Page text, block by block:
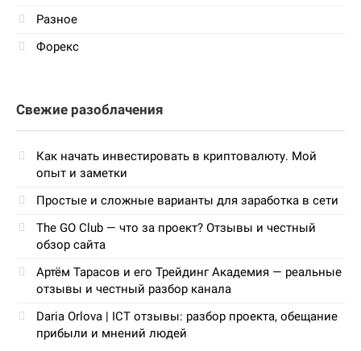
Разное
Форекс
Свежие разоблачения
Как начать инвестировать в криптовалюту. Мой
опыт и заметки
Простые и сложные варианты для заработка в сети
The GO Club — что за проект? Отзывы и честный
обзор сайта
Артём Тарасов и его Трейдинг Академия — реальные
отзывы и честный разбор канала
Daria Orlova | ICT отзывы: разбор проекта, обещание
прибыли и мнений людей